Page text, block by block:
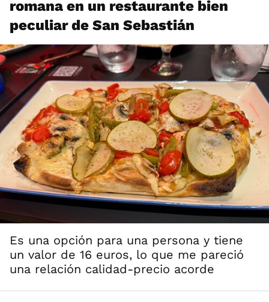
romana en un restaurante bien
peculiar de San Sebastián
Es una opción para una persona y tiene
un valor de 16 euros, lo que me pareció
una relación calidad-precio acorde